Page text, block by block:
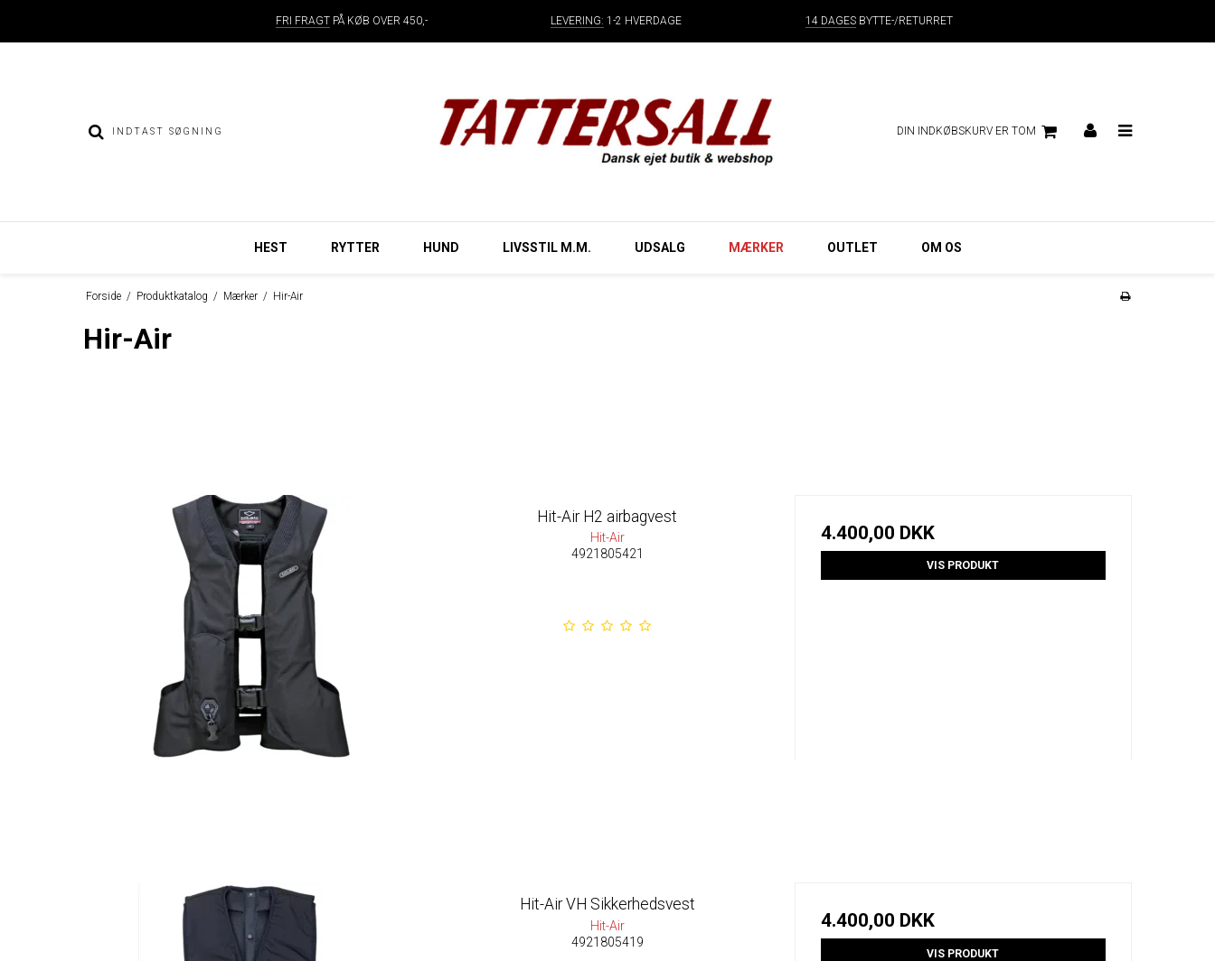
FRI FRAGTPÅ KØB OVER 450,- LEVERING: 1-2 HVERDAGE 14 DAGESBYTTE-/RETURRET
DIN INDKØBSKURV ER TOM
HEST RYTTER HUND LIVSSTIL M.M. UDSALG MÆRKER OUTLET OM OS
Forside / Produktkatalog / Mærker / Hir-Air
Hir-Air
Hit-Air H2 airbagvest
Hit-Air
4921805421
4.400,00 DKK
VIS PRODUKT
Hit-Air VH Sikkerhedsvest
Hit-Air
4921805419
4.400,00 DKK
VIS PRODUKT